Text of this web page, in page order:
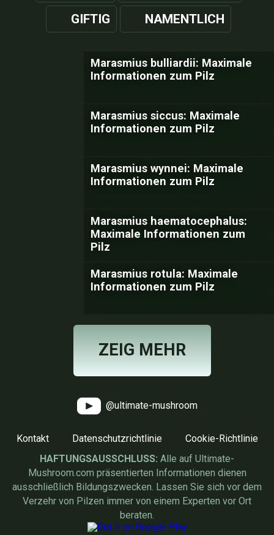
GIFTIG NAMENTLICH
Marasmius bulliardii: Maximale
Informationen zum Pilz
Marasmius siccus: Maximale
Informationen zum Pilz
Marasmius wynnei: Maximale
Informationen zum Pilz
Marasmius haematocephalus:
Maximale Informationen zum
Pilz
Marasmius rotula: Maximale
Informationen zum Pilz
ZEIG MEHR
@ultimate-mushroom
Kontakt Datenschutzrichtlinie
Cookie-Richtlinie
HAFTUNGSAUSSCHLUSS: Alle auf Ultimate-
Mushroom.com präsentierten Informationen dienen
ausschließlich Bildungszwecken. Lassen Sie sich vor dem
Verzehr von Pilzen immer von einem Experten vor Ort
beraten.